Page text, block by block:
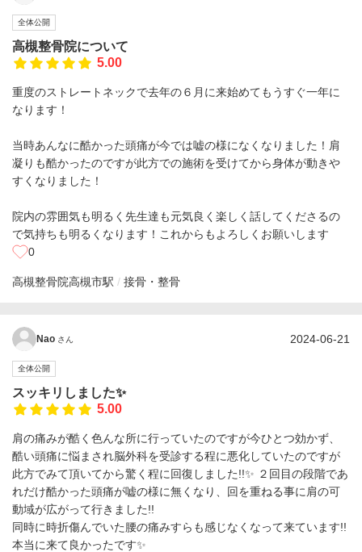
全体公開
高槻整骨院について
5.00
重度のストレートネックで去年の６月に来始めてもうすぐ一年に
なります！
当時あんなに酷かった頭痛が今では嘘の様になくなりました！肩
凝りも酷かったのですが此方での施術を受けてから身体が動きや
すくなりました！
院内の雰囲気も明るく先生達も元気良く楽しく話してくださるの
で気持ちも明るくなります！これからもよろしくお願いします
0
高槻整骨院高槻市駅 接骨・整骨
Nao さん 2024-06-21
全体公開
スッキリしました✨
5.00
肩の痛みが酷く色んな所に行っていたのですが今ひとつ効かず、
酷い頭痛に悩まされ脳外科を受診する程に悪化していたのですが
此方でみて頂いてから驚く程に回復しました!!✨ ２回目の段階であ
れだけ酷かった頭痛が嘘の様に無くなり、回を重ねる事に肩の可
動域が広がって行きました!!
同時に時折傷んでいた腰の痛みすらも感じなくなって来ています!!
本当に来て良かったです✨